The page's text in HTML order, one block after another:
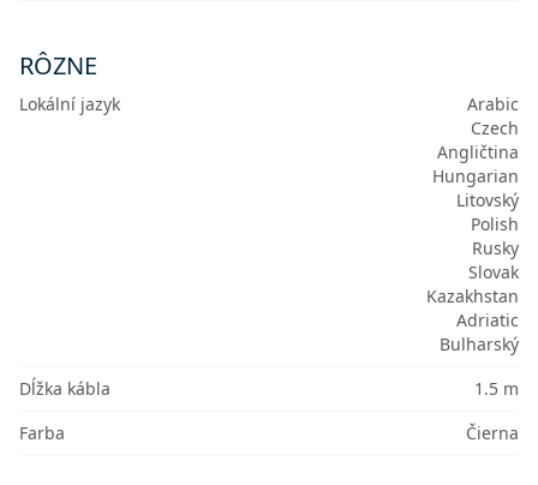
RÔZNE
Lokální jazyk
Arabic
Czech
Angličtina
Hungarian
Litovský
Polish
Rusky
Slovak
Kazakhstan
Adriatic
Bulharský
Dĺžka kábla
1.5 m
Farba
Čierna